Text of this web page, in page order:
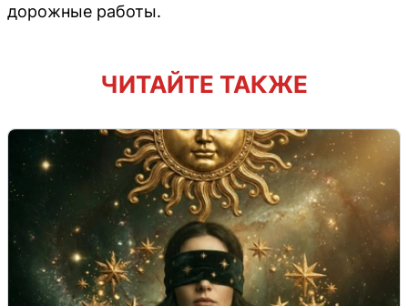
дорожные работы.
ЧИТАЙТЕ ТАКЖЕ